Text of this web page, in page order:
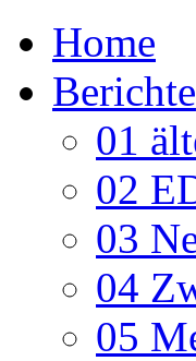
Home
Berichte
01
02
03
04
05